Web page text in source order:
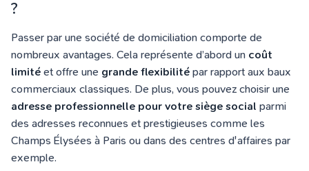
?
Passer par une société de domiciliation comporte de
nombreux avantages. Cela représente d’abord un coût
limité et offre une grande flexibilité par rapport aux baux
commerciaux classiques. De plus, vous pouvez choisir une
adresse professionnelle pour votre siège social parmi
des adresses reconnues et prestigieuses comme les
Champs Élysées à Paris ou dans des centres d'affaires par
exemple.